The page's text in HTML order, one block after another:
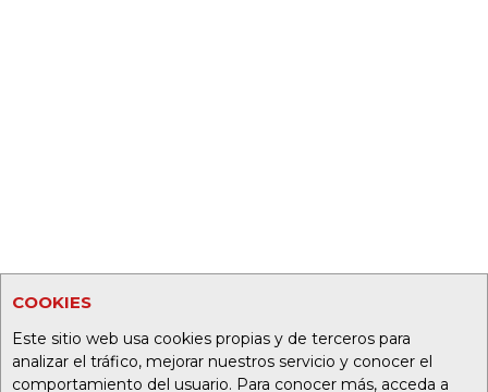
COOKIES
Este sitio web usa cookies propias y de terceros para
analizar el tráfico, mejorar nuestros servicio y conocer el
comportamiento del usuario. Para conocer más, acceda a